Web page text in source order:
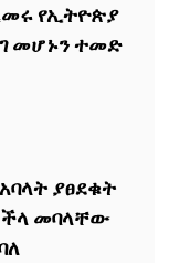
የኢትዮጵያ
መሆኑን ተመድ
ያፀደቁት
ችላ መባላቸው